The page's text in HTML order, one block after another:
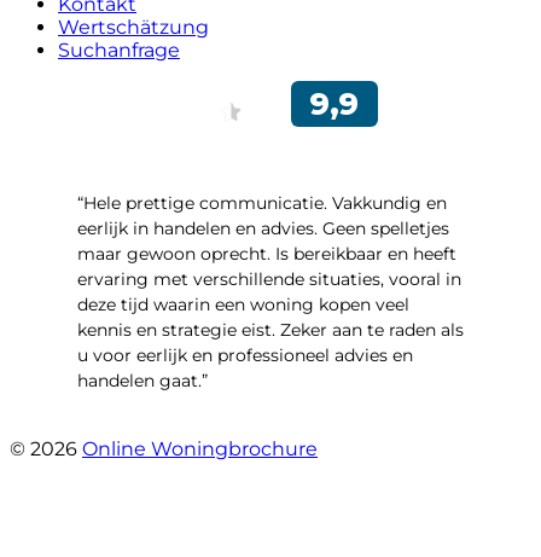
Wertschätzung
Suchanfrage
“Hele prettige communicatie. Vakkundig en
eerlijk in handelen en advies. Geen spelletjes
maar gewoon oprecht. Is bereikbaar en heeft
ervaring met verschillende situaties, vooral in
deze tijd waarin een woning kopen veel
kennis en strategie eist. Zeker aan te raden als
u voor eerlijk en professioneel advies en
handelen gaat.”
© 2026 Online Woningbrochure